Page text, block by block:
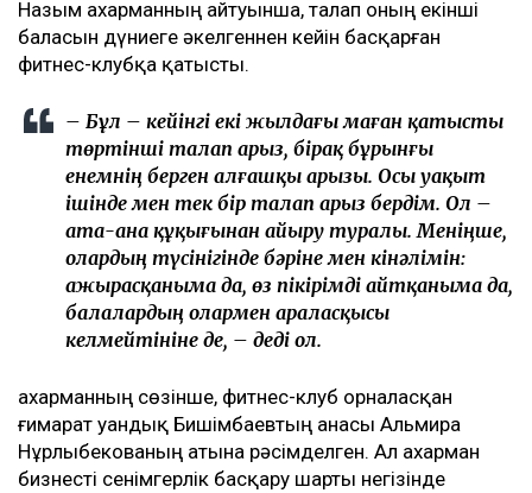
Назым Қахарманның айтуынша, талап оның екінші
баласын дүниеге әкелгеннен кейін басқарған
фитнес-клубқа қатысты.
– Бұл – кейінгі екі жылдағы маған қатысты
төртінші талап арыз, бірақ бұрынғы
енемнің берген алғашқы арызы. Осы уақыт
ішінде мен тек бір талап арыз бердім. Ол –
ата-ана құқығынан айыру туралы. Меніңше,
олардың түсінігінде бәріне мен кінәлімін:
ажырасқаныма да, өз пікірімді айтқаныма да,
балалардың олармен араласқысы
келмейтініне де, – деді ол.
Қахарманның сөзінше, фитнес-клуб орналасқан
ғимарат Қуандық Бишімбаевтың анасы Альмира
Нұрлыбекованың атына рәсімделген. Ал Қахарман
бизнесті сенімгерлік басқару шарты негізінде